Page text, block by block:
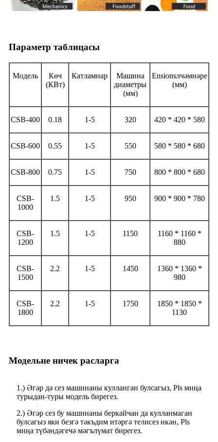
Параметр таблицасы
Модель
Көч
(КВт)
Катламнар
Машина
диаметры
(мм)
Ensionsлчәмнәре
(мм)
CSB-400 0.18 1-5 320 420 * 420 * 580
CSB-600 0.55 1-5 550 580 * 580 * 680
CSB-800 0.75 1-5 750 800 * 800 * 680
CSB-
1000
1.5 1-5 950 900 * 900 * 780
CSB-
1200
1.5 1-5 1150
1160 * 1160 *
880
CSB-
1500
2.2 1-5 1450
1360 * 1360 *
980
CSB-
1800
2.2 1-5 1750
1850 * 1850 *
1130
Модельне ничек расларга
1.) Әгәр дә сез машинаны кулланган булсагыз, Pls миңа
турыдан-туры модель бирегез.
2.) Әгәр сез бу машинаны беркайчан да кулланмаган
булсагыз яки безгә тәкъдим итәргә телисез икән, Pls
миңа түбәндәгечә мәгълүмат бирегез.